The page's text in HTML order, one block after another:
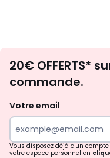
20€ OFFERTS*
commande.
Votre email
Vous disposez déjà d'un
votre espace personnel en